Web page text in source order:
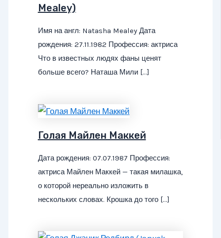
Mealey)
Имя на англ: Natasha Mealey Дата
рождения: 27.11.1982 Профессия: актриса
Что в известных людях фаны ценят
больше всего? Наташа Мили […]
Голая Майлен Маккей
Дата рождения: 07.07.1987 Профессия:
актриса Майлен Маккей — такая милашка,
о которой нереально изложить в
нескольких словах. Крошка до того […]